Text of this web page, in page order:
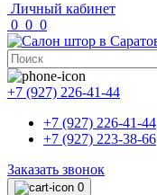
Личный кабинет
0 0 0
+7 (927) 226-41-44
+7 (927) 226-41-44
+7 (927) 223-38-66
Заказать звонок
0